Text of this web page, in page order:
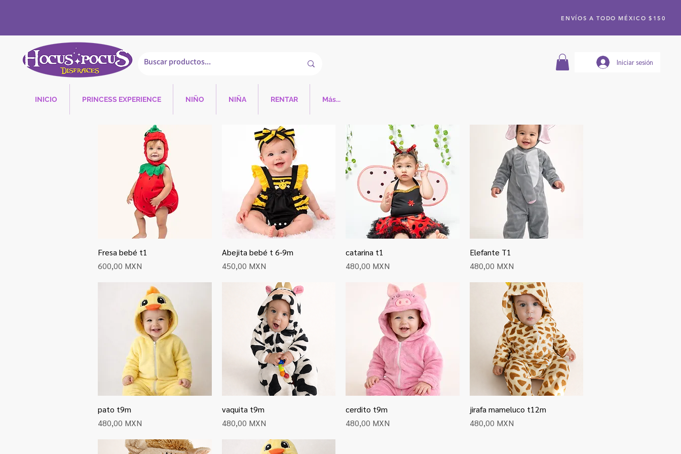
ENVÍOS A TODO MÉXICO $150
Iniciar sesión
INICIO PRINCESS EXPERIENCE NIÑO NIÑA RENTAR Más...
Vista rápida
Fresa bebé t1
Precio
600,00 MXN
Vista rápida
Abejita bebé t 6-9m
Precio
450,00 MXN
catarina t1
Precio
480,00 MXN
Vista rápida
Elefante T1
Precio
480,00 MXN
pato t9m
Precio
480,00 MXN
Vista rápida
vaquita t9m
Precio
480,00 MXN
Vista rápida
cerdito t9m
Precio
480,00 MXN
Vista rápida
jirafa mameluco t12m
Precio
480,00 MXN